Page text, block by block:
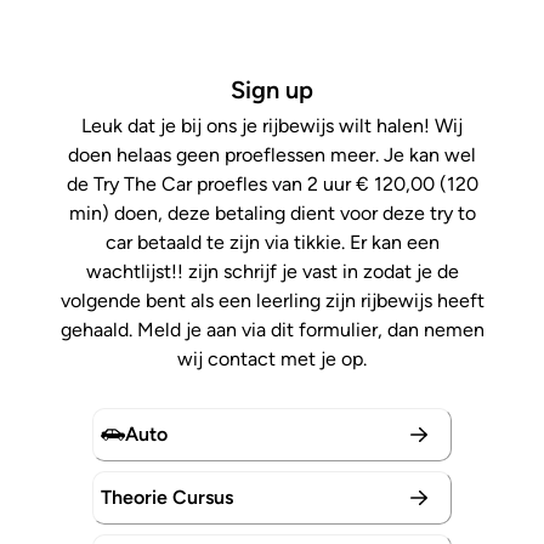
Sign up
Leuk dat je bij ons je rijbewijs wilt halen! Wij
doen helaas geen proeflessen meer. Je kan wel
de Try The Car proefles van 2 uur € 120,00 (120
min) doen, deze betaling dient voor deze try to
car betaald te zijn via tikkie. Er kan een
wachtlijst!! zijn schrijf je vast in zodat je de
volgende bent als een leerling zijn rijbewijs heeft
gehaald. Meld je aan via dit formulier, dan nemen
wij contact met je op.
Auto
Theorie Cursus